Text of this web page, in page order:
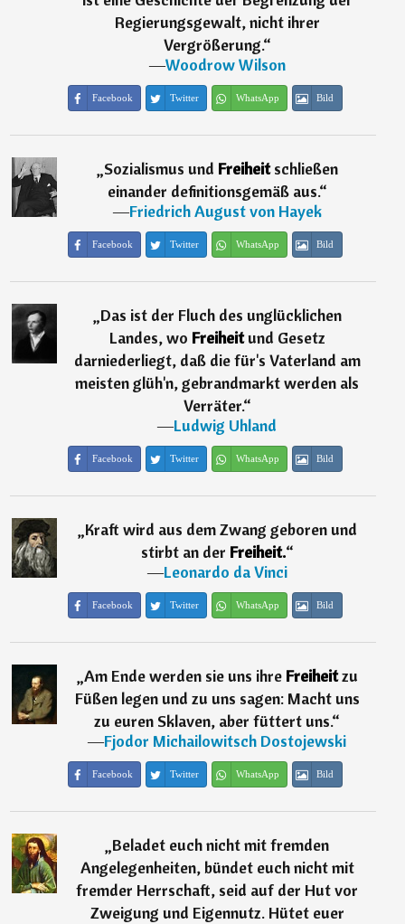
Regierungsgewalt, nicht ihrer
Vergrößerung.“
―Woodrow Wilson
Facebook Twitter WhatsApp Bild
„Sozialismus und Freiheitschließen
einander definitionsgemäß aus.“
―Friedrich August von Hayek
Facebook Twitter WhatsApp Bild
„Das ist der Fluch des unglücklichen
Landes, wo Freiheitund Gesetz
darniederliegt, daß die für's Vaterland am
meisten glüh'n, gebrandmarkt werden als
Verräter.“
―Ludwig Uhland
Facebook Twitter WhatsApp Bild
„Kraft wird aus dem Zwang geboren und
stirbt an der Freiheit.“
―Leonardo da Vinci
Facebook Twitter WhatsApp Bild
„Am Ende werden sie uns ihreFreiheitzu
Füßen legen und zu uns sagen: Macht uns
zu euren Sklaven, aber füttert uns.“
―Fjodor Michailowitsch Dostojewski
Facebook Twitter WhatsApp Bild
„Beladet euch nicht mit fremden
Angelegenheiten, bündet euch nicht mit
fremder Herrschaft, seid auf der Hut vor
Zweigung und Eigennutz. Hütet euer